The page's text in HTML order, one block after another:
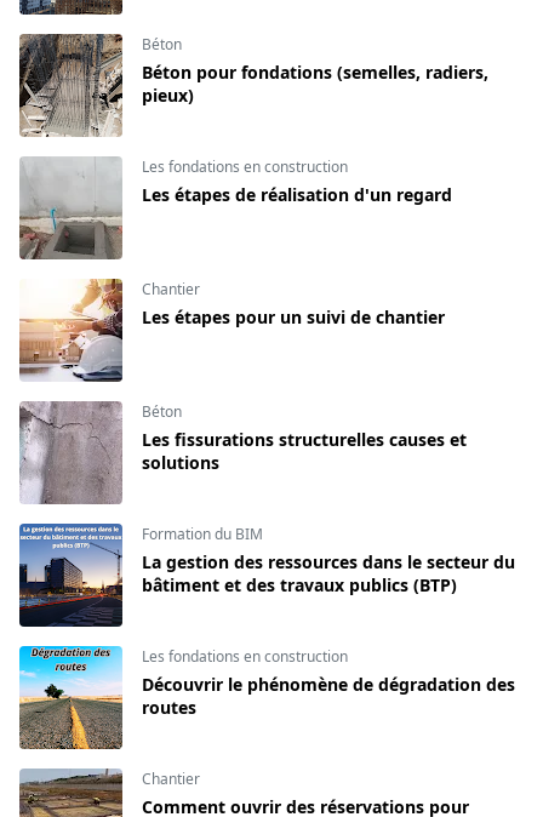
Béton
Béton pour fondations (semelles, radiers,
pieux)
Les fondations en construction
Les étapes de réalisation d'un regard
Chantier
Les étapes pour un suivi de chantier
Béton
Les fissurations structurelles causes et
solutions
Formation du BIM
La gestion des ressources dans le secteur du
bâtiment et des travaux publics (BTP)
Les fondations en construction
Découvrir le phénomène de dégradation des
routes
Chantier
Comment ouvrir des réservations pour